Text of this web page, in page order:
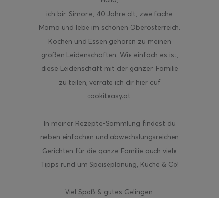
ich bin Simone, 40 Jahre alt, zweifache
Mama und lebe im schönen Oberösterreich.
Kochen und Essen gehören zu meinen
großen Leidenschaften. Wie einfach es ist,
diese Leidenschaft mit der ganzen Familie
zu teilen, verrate ich dir hier auf
cookiteasy.at.
In meiner Rezepte-Sammlung findest du
neben einfachen und abwechslungsreichen
Gerichten für die ganze Familie auch viele
Tipps rund um Speiseplanung, Küche & Co!
Viel Spaß & gutes Gelingen!